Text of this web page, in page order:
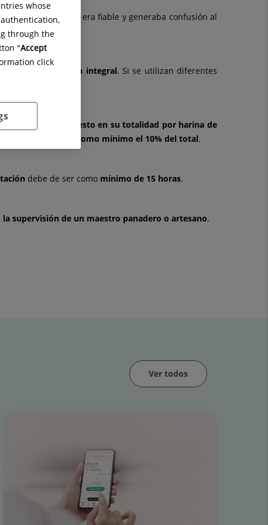
no siempre era fiable y generaba confusión al
con harina integral. Si se utilizan diferentes
ellas.
debe estar compuesto en su totalidad por harina de
ellas debe suponer como mínimo el 10% del total.
debe de ser como mínimo de 15 horas.
supervisión de un maestro panadero o artesano.
Ver todos
whose
through the
"Accept
click